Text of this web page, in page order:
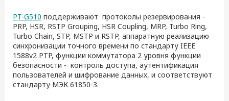
PT-G510 поддерживают протоколы резервирования -
PRP, HSR, RSTP Grouping, HSR Coupling, MRP, Turbo Ring,
Turbo Chain, STP, MSTP и RSTP, аппаратную реализацию
синхронизации точного времени по стандарту IEEE
1588v2 PTP, функции коммутатора 2 уровня функции
безопасности - контроль доступа, аутентификация
пользователей и шифрование данных, и соответствуют
стандарту МЭК 61850-3.